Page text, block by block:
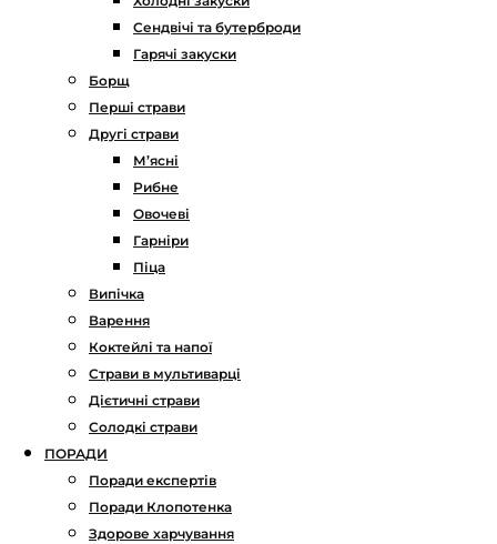
Сендвічі та бутерброди
Гарячі закуски
Борщ
Перші страви
Другі страви
М’ясні
Рибне
Овочеві
Гарніри
Піца
Випічка
Варення
Коктейлі та напої
Страви в мультиварці
Дієтичні страви
Солодкі страви
ПОРАДИ
Поради експертів
Поради Клопотенка
Здорове харчування